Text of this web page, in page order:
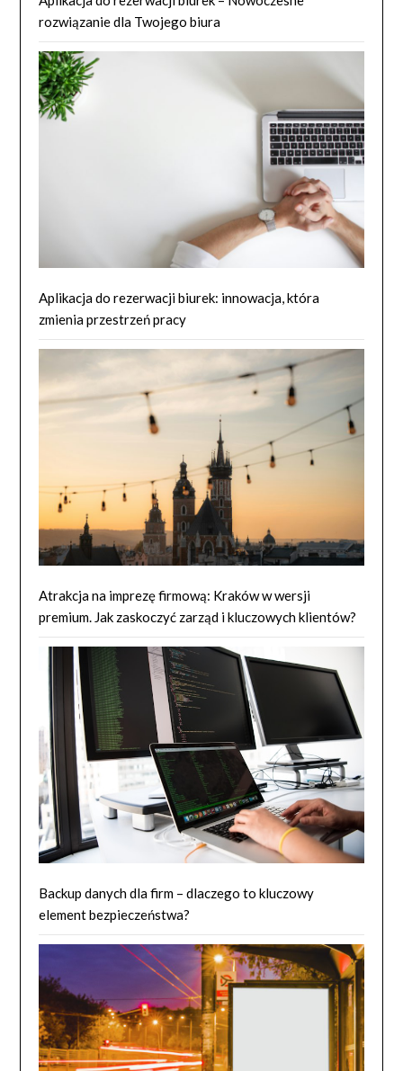
rozwiązanie dla Twojego biura
Aplikacja do rezerwacji biurek: innowacja, która
zmienia przestrzeń pracy
Atrakcja na imprezę firmową: Kraków w wersji
premium. Jak zaskoczyć zarząd i kluczowych klientów?
Backup danych dla firm – dlaczego to kluczowy
element bezpieczeństwa?